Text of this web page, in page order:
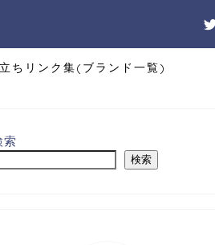
ちリンク集(ブランド一覧)
索
検索